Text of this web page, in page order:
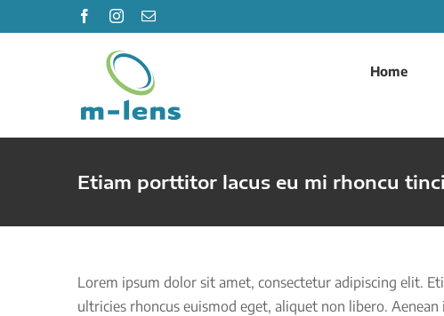
Inhalt
FacebookInstagram
E-
Home
Etiam porttitor lacus eu mi rhoncu
Lorem ipsum dolor sit amet, consectetur adipiscing elit.
ultricies rhoncus euismod eget, aliquet non libero.